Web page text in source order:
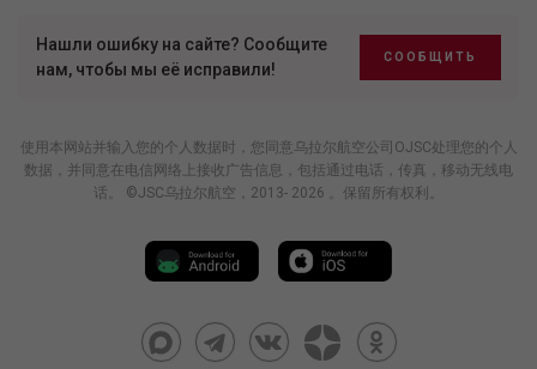
Нашли ошибку на сайте? Сообщите
нам, чтобы мы её исправили!
СООБЩИТЬ
使用本网站并输入您的个人数据时，您同意乌拉尔航空公司OJSC处理您的个人
数据，并同意在电信网络上接收广告信息，包括通过电话，传真，移动无线电
话。 ©JSC乌拉尔航空，2013- 2026 。保留所有权利。